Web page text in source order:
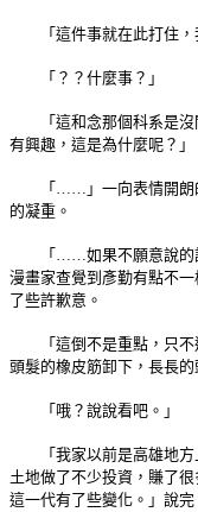
「這件事就在此打住
「？？什麼事？」
「這和念那個科系是
有興趣，這是為什麼呢？」
「……」一向表情開朗
的凝重。
「……如果不願意說的
漫畫家查覺到彥勤有點不
了些許歉意。
「這倒不是重點，只
頭髮的橡皮筋卸下，長長的
「哦？說說看吧。」
「我家以前是高雄地
土地做了不少投資，賺了
這一代有了些變化。」說